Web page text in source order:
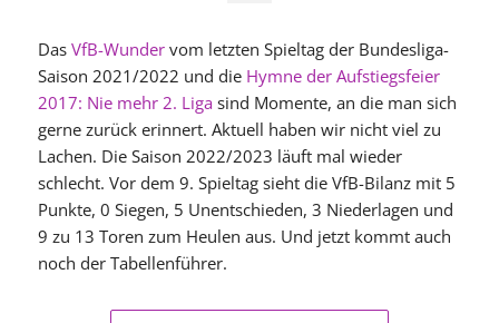
Das VfB-Wundervom letzten Spieltag der Bundesliga-
Saison 2021/2022 und die Hymne der Aufstiegsfeier
2017: Nie mehr 2. Ligasind Momente, an die man sich
gerne zurück erinnert. Aktuell haben wir nicht viel zu
Lachen. Die Saison 2022/2023 läuft mal wieder
schlecht. Vor dem 9. Spieltag sieht die VfB-Bilanz mit 5
Punkte, 0 Siegen, 5 Unentschieden, 3 Niederlagen und
9 zu 13 Toren zum Heulen aus. Und jetzt kommt auch
noch der Tabellenführer.